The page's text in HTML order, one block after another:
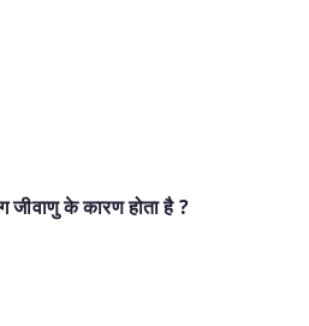
जीवाणु के कारण होता है ?